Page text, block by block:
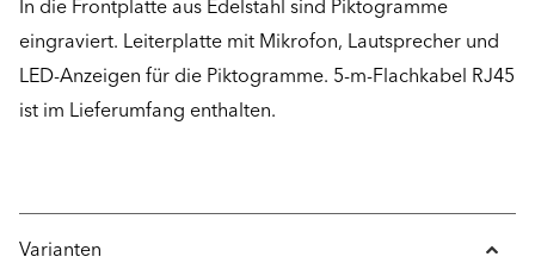
In die Frontplatte aus Edelstahl sind Piktogramme
eingraviert. Leiterplatte mit Mikrofon, Lautsprecher und
LED-Anzeigen für die Piktogramme. 5-m-Flachkabel RJ45
ist im Lieferumfang enthalten.
Varianten